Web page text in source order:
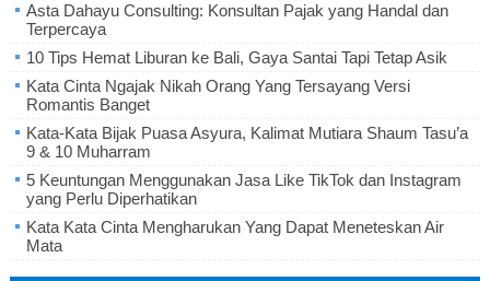
Asta Dahayu Consulting: Konsultan Pajak yang Handal dan
Terpercaya
10 Tips Hemat Liburan ke Bali, Gaya Santai Tapi Tetap Asik
Kata Cinta Ngajak Nikah Orang Yang Tersayang Versi
Romantis Banget
Kata-Kata Bijak Puasa Asyura, Kalimat Mutiara Shaum Tasu’a
9 & 10 Muharram
5 Keuntungan Menggunakan Jasa Like TikTok dan Instagram
yang Perlu Diperhatikan
Kata Kata Cinta Mengharukan Yang Dapat Meneteskan Air
Mata